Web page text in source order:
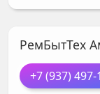
РемБытТех
+7 (937) 497-